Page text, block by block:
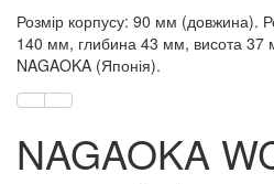
Розмір корпусу: 90 мм (довжина).
140 мм, глибина 43 мм, висота 37
NAGAOKA (Японія).
NAGAOKA